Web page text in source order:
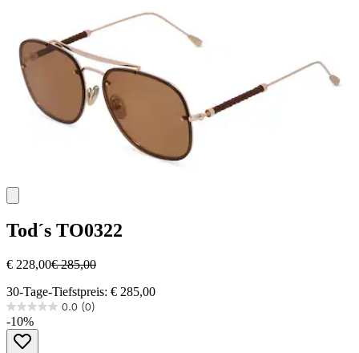
Tod´s TO0322
€ 228,00€ 285,00
30-Tage-Tiefstpreis: € 285,00
0.0 (0)
0.0
von
-10%